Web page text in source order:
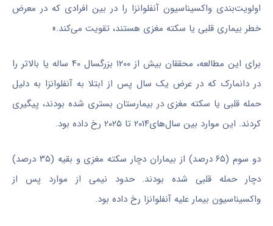
اولویت‌بندی واکسیناسیون آنفلوانزا را در بین افرادی که در معرض
خطر بیماری قلبی یا سکته مغزی هستند، تقویت می‌کند.»
برای این مطالعه، محققان بیش از ۱۲۰۰ بزرگسال ۴۰ ساله یا بالاتر را
در دانمارک که در عرض یک سال پس از ابتلا به آنفلوانزا به دلیل
حمله قلبی یا سکته مغزی در بیمارستان بستری شده بودند، پیگیری
کردند. این موارد بین سال‌های۲۰۱۴ تا ۲۰۲۵ رخ داده بود.
دو سوم (۶۵ درصد) از بیماران دچار سکته مغزی و بقیه (۳۵ درصد)
دچار حمله قلبی شده بودند. حدود نیمی از موارد پس از
واکسیناسیون بیمار علیه آنفلوانزا رخ داده بود.